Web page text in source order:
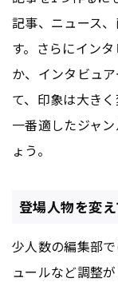
記事、ニュース
す。さらにイン
か、インタビュ
て、印象は大き
一番適したジャ
ょう。
登場人物を変
少人数の編集部
ュールなど調整